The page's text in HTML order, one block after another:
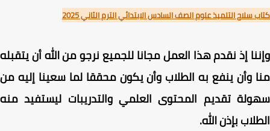
سلاح التلميذ علوم الصف السادس الابتدائي الترم الثاني 2025
إذ نقدم هذا العمل مجانا للجميع نرجو من الله أن يتقبله
وأن ينفع به الطلاب وأن يكون محققا لما سعينا إليه من
تقديم المحتوى العلمي والتدريبات ليستفيد منه
بإذن الله.